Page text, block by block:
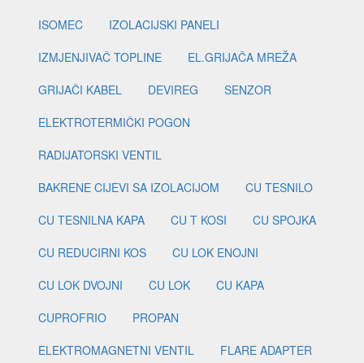
ISOMEC
IZOLACIJSKI PANELI
IZMJENJIVAČ TOPLINE
EL.GRIJAČA MREŽA
GRIJAČI KABEL
DEVIREG
SENZOR
ELEKTROTERMIČKI POGON
RADIJATORSKI VENTIL
BAKRENE CIJEVI SA IZOLACIJOM
CU TESNILO
CU TESNILNA KAPA
CU T KOSI
CU SPOJKA
CU REDUCIRNI KOS
CU LOK ENOJNI
CU LOK DVOJNI
CU LOK
CU KAPA
CUPROFRIO
PROPAN
ELEKTROMAGNETNI VENTIL
FLARE ADAPTER